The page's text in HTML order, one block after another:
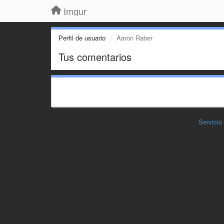
Imgur
Perfil de usuario Aaron Raber
Tus comentarios
Servicio